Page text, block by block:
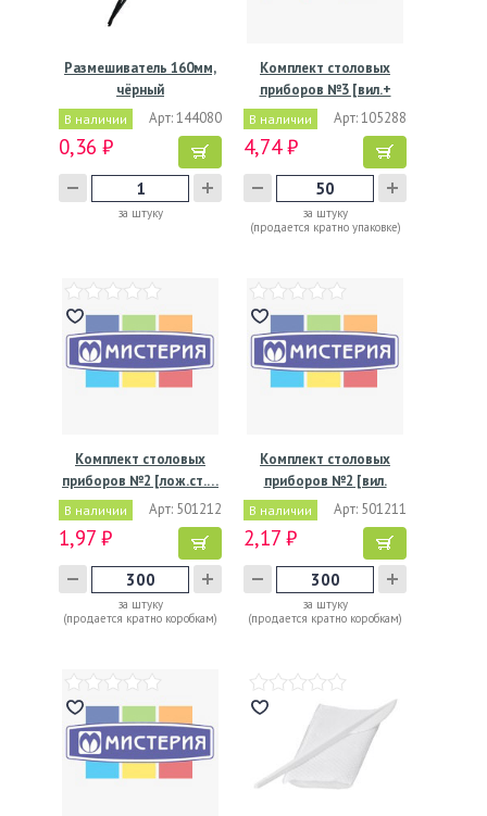
Размешиватель 160мм,
чёрный
В наличии Арт: 144080
0,36 ₽
за штуку
Комплект столовых
приборов №3 [вил.+
нож:…
В наличии Арт: 105288
4,74 ₽
за штуку
(продается кратно упаковке)
Комплект столовых
приборов №2 [лож.ст.…
В наличии Арт: 501212
1,97 ₽
за штуку
(продается кратно коробкам)
Комплект столовых
приборов №2 [вил.
Кристалл…
В наличии Арт: 501211
2,17 ₽
за штуку
(продается кратно коробкам)